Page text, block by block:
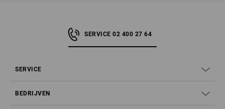
SERVICE 02 400 27 64
SERVICE
BEDRIJVEN